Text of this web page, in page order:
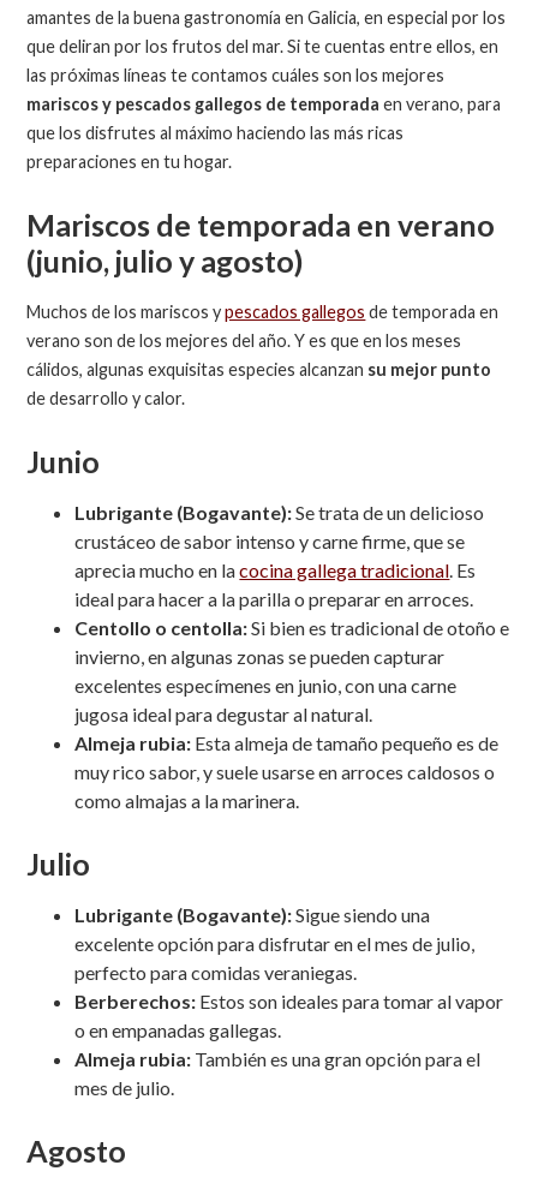
amantes de la buena gastronomía en Galicia, en especial por los
que deliran por los frutos del mar. Si te cuentas entre ellos, en
las próximas líneas te contamos cuáles son los mejores
mariscos y pescados gallegos de temporadaen verano, para
que los disfrutes al máximo haciendo las más ricas
preparaciones en tu hogar.
Mariscos de temporada en verano
(junio, julio y agosto)
Muchos de los mariscos ypescados gallegos de temporada en
verano son de los mejores del año. Y es que en los meses
cálidos, algunas exquisitas especies alcanzan su mejor punto
de desarrollo y calor.
Junio
Lubrigante (Bogavante):Se trata de un delicioso
crustáceo de sabor intenso y carne firme, que se
aprecia mucho en lacocina gallega tradicional . Es
ideal para hacer a la parilla o preparar en arroces.
Centollo o centolla:Si bien es tradicional de otoño e
invierno, en algunas zonas se pueden capturar
excelentes especímenes en junio, con una carne
jugosa ideal para degustar al natural.
Almeja rubia: Esta almeja de tamaño pequeño es de
muy rico sabor, y suele usarse en arroces caldosos o
como almajas a la marinera.
Julio
Lubrigante (Bogavante):Sigue siendo una
excelente opción para disfrutar en el mes de julio,
perfecto para comidas veraniegas.
Berberechos: Estos son ideales para tomar al vapor
o en empanadas gallegas.
Almeja rubia: También es una gran opción para el
mes de julio.
Agosto